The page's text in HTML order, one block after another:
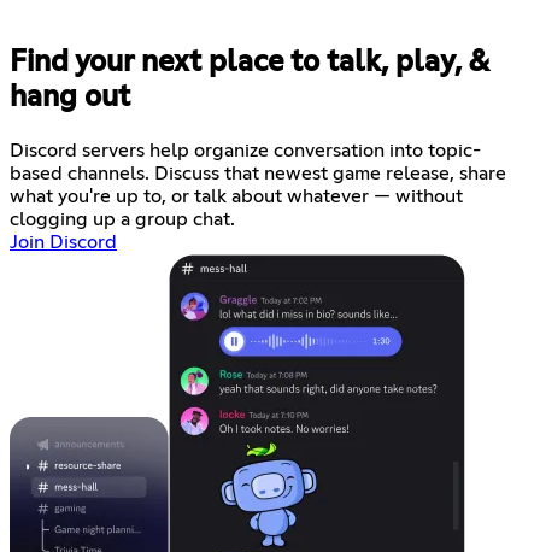
Find your next place to talk, play, &
hang out
Discord servers help organize conversation into topic-
based channels. Discuss that newest game release, share
what you're up to, or talk about whatever — without
clogging up a group chat.
Join Discord